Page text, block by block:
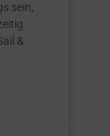
sein,
&